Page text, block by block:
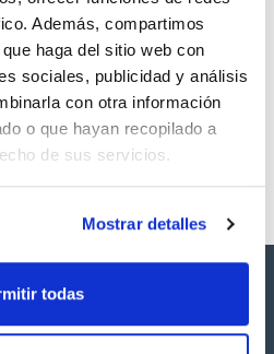
Además, compartimos
haga del sitio web con
sociales, publicidad y análisis
con otra información
o que hayan recopilado a
de sus servicios.
Mostrar detalles
todas
con esta imagen son
inmediata.